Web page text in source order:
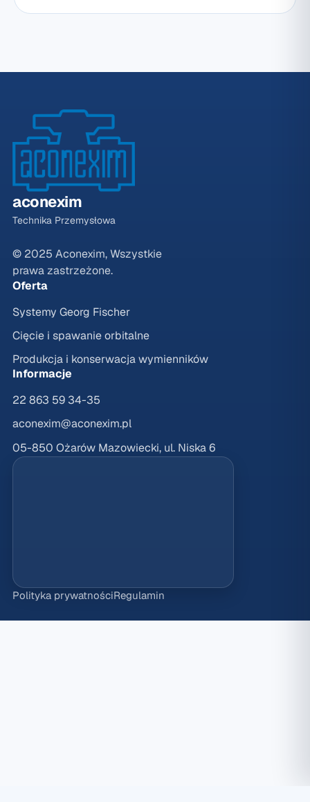
aconexim
Technika Przemysłowa
© 2025 Aconexim, Wszystkie
prawa zastrzeżone.
Oferta
Systemy Georg Fischer
Cięcie i spawanie orbitalne
Produkcja i konserwacja wymienników
Informacje
22 863 59 34-35
aconexim@aconexim.pl
05-850 Ożarów Mazowiecki, ul. Niska 6
Polityka prywatnościRegulamin